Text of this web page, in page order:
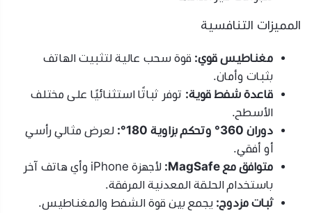
المميزات التنافسية
مغناطيس قوي: قوة سحب عالية لتثبيت الهاتف
بثبات وأمان.
قاعدة شفط قوية: توفر ثباتًا استثنائيًا على مختلف
الأسطح.
دوران 360° وتحكم بزاوية 180°:
لعرض مثالي رأسي
أو أفقي.
متوافق مع MagSafe:
لأجهزة iPhone وأي هاتف آخر
باستخدام الحلقة المعدنية المرفقة.
ثبات مزدوج: يجمع بين قوة الشفط والمغناطيس.